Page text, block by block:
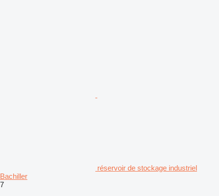
réservoir de stockage industriel
Bachiller
7